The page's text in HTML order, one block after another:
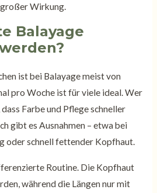
Wirkung.
Balayage
ist bei Balayage meist von
pro Woche ist für viele ideal. Wer
Farbe und Pflege schneller
gibt es Ausnahmen – etwa bei
oder schnell fettender Kopfhaut.
Routine. Die Kopfhaut
während die Längen nur mit